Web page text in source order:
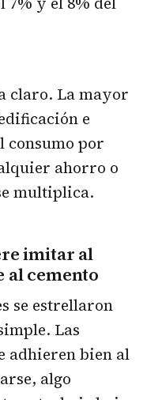
claro. La mayor
e
consumo por
ahorro o
multiplica.
imitar al
al cemento
se estrellaron
Las
adhieren bien al
algo